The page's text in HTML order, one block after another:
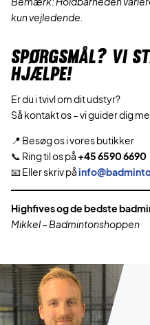
kun vejledende.
SPØRGSMÅL? VI
HJÆLPE!
Er du i tvivl om dit udstyr?
Så kontakt os – vi guider dig
📍 Besøg os i vores butikker
📞 Ring til os på +45 6590 6690
📧 Eller skriv på
Highfives og de bedste
Mikkel – Badmintonshoppen